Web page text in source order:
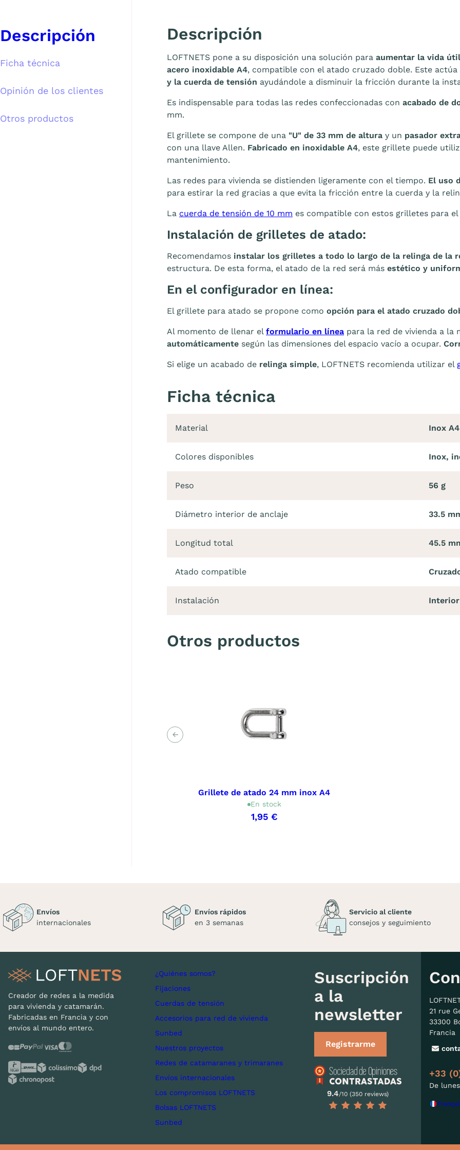
Descripción
Ficha técnica
Opinión de los clientes
Otros productos
Descripción
LOFTNETS pone a su disposición una solución para aumentar la vida
acero inoxidable A4, compatible con el atado cruzado doble. Este actúa
y la cuerda de tensión ayudándole a disminuir la fricción durante la
Es indispensable para todas las redes confeccionadas con acabado de
mm.
El grillete se compone de una "U" de 33 mm de altura y un pasador
con una llave Allen. Fabricado en inoxidable A4, este grillete puede
mantenimiento.
Las redes para vivienda se distienden ligeramente con el tiempo. El uso
para estirar la red gracias a que evita la fricción entre la cuerda y la
La cuerda de tensión de 10 mm es compatible con estos grilletes para
Instalación de grilletes de atado:
Recomendamos instalar los grilletes a todo lo largo de la relinga de la
estructura. De esta forma, el atado de la red será más estético y
En el configurador en línea:
El grillete para atado se propone como opción para el atado cruzado
Al momento de llenar el formulario en línea para la red de vivienda a la
automáticamente según las dimensiones del espacio vacío a ocupar.
Si elige un acabado de relinga simple, LOFTNETS recomienda utilizar el
Ficha técnica
Material Inox
Colores disponibles Inox,
Peso 56 g
Diámetro interior de anclaje 33.5
Longitud total 45.5
Atado compatible
Instalación
Otros productos
Grillete de atado 24 mm inox A4
En stock
1,95 €
Anterior
Envíos
internacionales
Envíos rápidos
en 3 semanas
Servicio al cliente
consejos y seguimiento
Creador de redes a la medida
para vivienda y catamarán.
Fabricadas en Francia y con
envíos al mundo entero.
¿Quiénes somos?
Fijaciones
Cuerdas de tensión
Accesorios para red de vivienda
Sunbed
Nuestros proyectos
Redes de catamaranes y trimaranes
Envíos internacionales
Los compromisos LOFTNETS
Bolsas LOFTNETS
Sunbed
Suscripción
a la
newsletter
Registrarme
9.4/10 (350 reviews)
21 rue
33300
Francia
+33
De